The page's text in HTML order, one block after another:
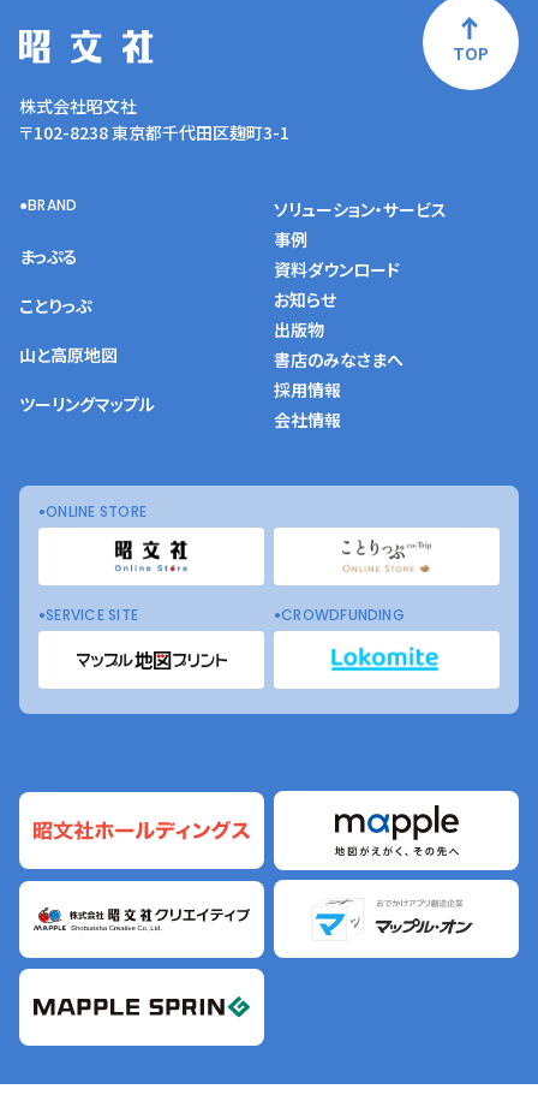
TOP
株式会社昭文社
〒102-8238 東京都千代田区麹町3-1
BRAND
まっぷる
ことりっぷ
山と高原地図
ツーリングマップル
ソリューション・サービス
事例
資料ダウンロード
お知らせ
出版物
書店のみなさまへ
採用情報
会社情報
ONLINE STORE
SERVICE SITE CROWDFUNDING